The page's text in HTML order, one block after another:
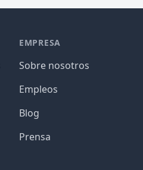
EMPRESA
Sobre nosotros
Empleos
Blog
Prensa